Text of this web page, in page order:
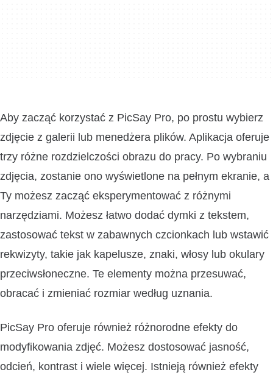
Aby zacząć korzystać z PicSay Pro, po prostu wybierz
zdjęcie z galerii lub menedżera plików. Aplikacja oferuje
trzy różne rozdzielczości obrazu do pracy. Po wybraniu
zdjęcia, zostanie ono wyświetlone na pełnym ekranie, a
Ty możesz zacząć eksperymentować z różnymi
narzędziami. Możesz łatwo dodać dymki z tekstem,
zastosować tekst w zabawnych czcionkach lub wstawić
rekwizyty, takie jak kapelusze, znaki, włosy lub okulary
przeciwsłoneczne. Te elementy można przesuwać,
obracać i zmieniać rozmiar według uznania.
PicSay Pro oferuje również różnorodne efekty do
modyfikowania zdjęć. Możesz dostosować jasność,
odcień, kontrast i wiele więcej. Istnieją również efekty